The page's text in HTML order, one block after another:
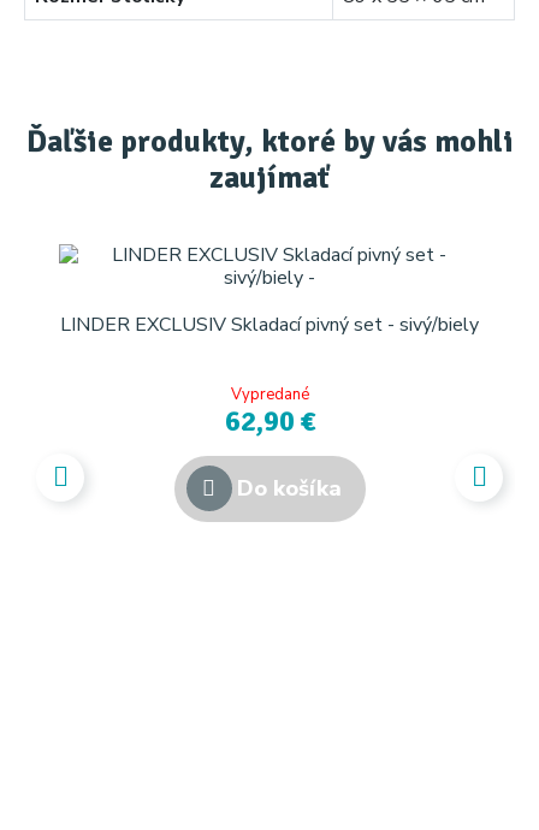
Ďaľšie produkty, ktoré by vás mohli
zaujímať
LINDER EXCLUSIV Skladací pivný set - sivý/biely
Vypredané
62,90 €
Do košíka